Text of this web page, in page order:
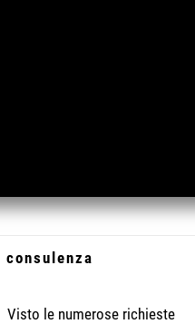
Visto le numerose richieste